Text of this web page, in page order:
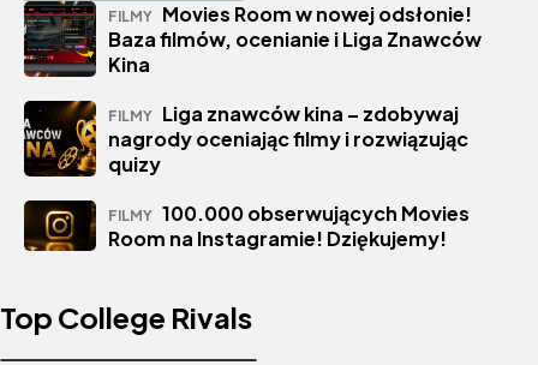
FILMY Movies Room w nowej odsłonie!
Baza filmów, ocenianie i Liga Znawców
Kina
FILMY Liga znawców kina – zdobywaj
nagrody oceniając filmy i rozwiązując
quizy
FILMY 100.000 obserwujących Movies
Room na Instagramie! Dziękujemy!
Top College Rivals